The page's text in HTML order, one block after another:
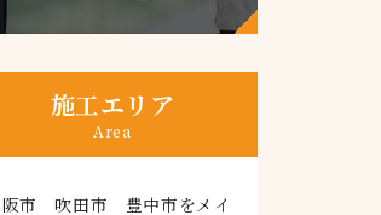
施工エリア
Area
市 吹田市 豊中市をメイ